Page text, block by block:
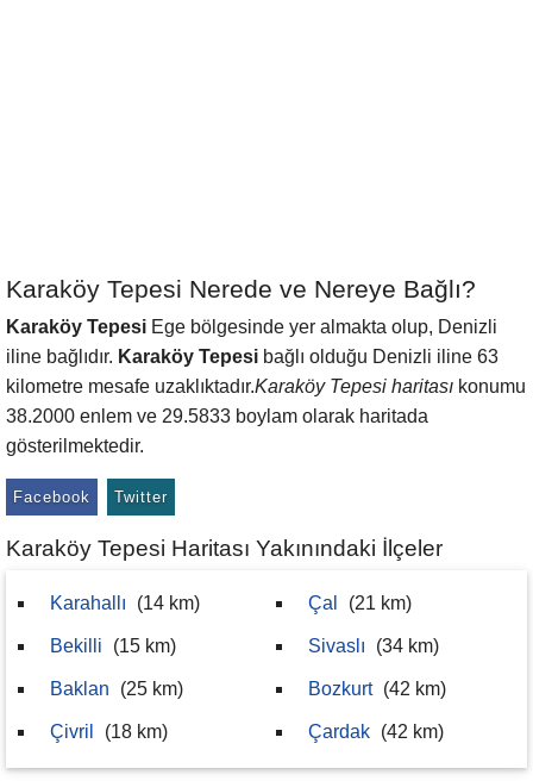
Karaköy Tepesi Nerede ve Nereye Bağlı?
Karaköy Tepesi Ege bölgesinde yer almakta olup, Denizli
iline bağlıdır. Karaköy Tepesi bağlı olduğu Denizli iline 63
kilometre mesafe uzaklıktadır.Karaköy Tepesi haritası konumu
38.2000 enlem ve 29.5833 boylam olarak haritada
gösterilmektedir.
Facebook Twitter
Karaköy Tepesi Haritası Yakınındaki İlçeler
Karahallı (14 km)
Bekilli (15 km)
Baklan (25 km)
Çivril (18 km)
Çal (21 km)
Sivaslı (34 km)
Bozkurt (42 km)
Çardak (42 km)